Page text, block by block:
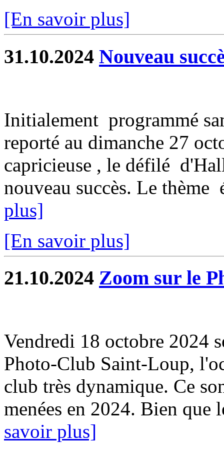
[En savoir plus]
31.10.2024 Nouveau
Initialement programmé
reporté au dimanche 27
capricieuse , le défilé
nouveau succès. Le
plus]
[En savoir plus]
21.10.2024 Zoom sur le
Vendredi 18 octobre 2024
Photo-Club Saint-Loup,
club très dynamique. Ce
menées en 2024. Bien que
savoir plus]